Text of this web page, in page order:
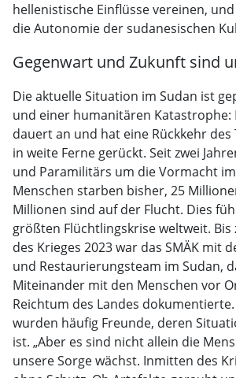
hellenistische Einflüsse vereinen,
die Autonomie der sudanesischen
Gegenwart und Zukunft sind
Die aktuelle Situation im Sudan ist
und einer humanitären Katastrophe:
dauert an und hat eine Rückkehr des
in weite Ferne gerückt. Seit zwei
und Paramilitärs um die Vormacht
Menschen starben bisher, 25
Millionen sind auf der Flucht. Dies
größten Flüchtlingskrise weltweit. Bis
des Krieges 2023 war das SMÄK mit
und Restaurierungsteam im Sudan,
Miteinander mit den Menschen vor
Reichtum des Landes
wurden häufig Freunde, deren
ist. „Aber es sind nicht allein die
unsere Sorge wächst. Inmitten des